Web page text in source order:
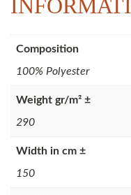
Composition
100% Polyester
Weight gr/m² ±
290
Width in cm ±
150